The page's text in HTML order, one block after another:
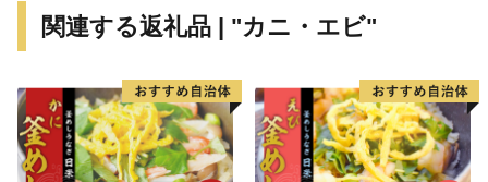
おります。
関連する返礼品 | "カニ・エビ"